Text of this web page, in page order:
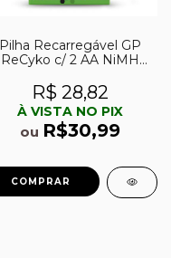
Pilha Recarregável GP
ReCyko c/ 2 AA NiMH
R$ 28,82
À VISTA NO PIX
ou R$30,99